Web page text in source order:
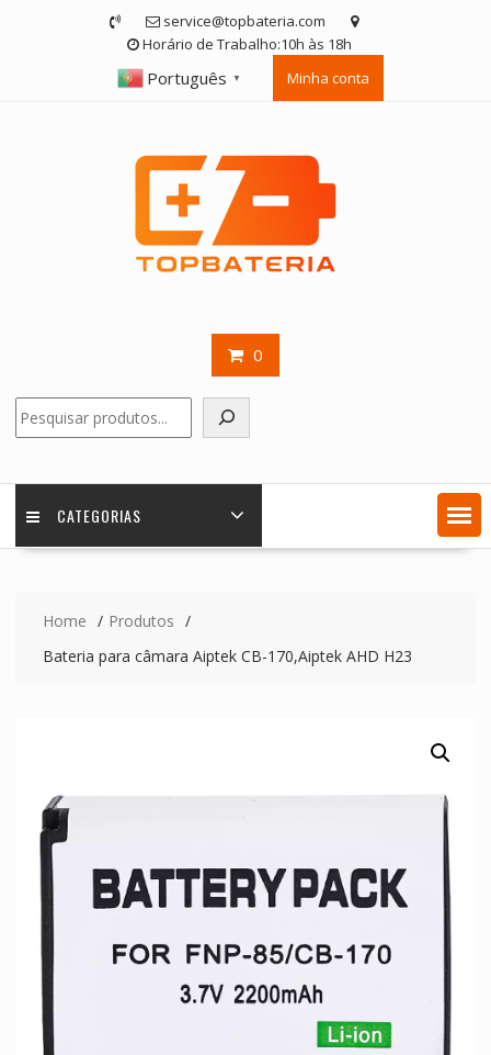
service@topbateria.com
Horário de Trabalho:10h às 18h
Português ▼ Minha conta
0
CATEGORIAS
Home
Produtos
Bateria para câmara Aiptek CB-170,Aiptek AHD H23